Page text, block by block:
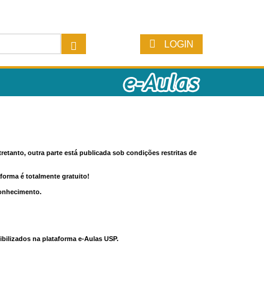
LOGIN
outra parte está publicada sob condições restritas de
é totalmente gratuito!
na plataforma e-Aulas USP.